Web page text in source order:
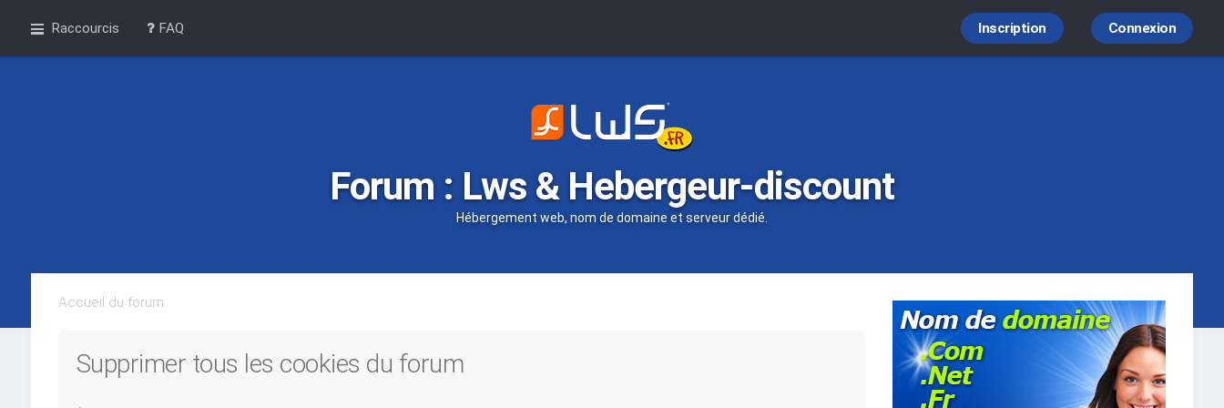
Raccourcis FAQ Connexion
Inscription
Forum : Lws & Hebergeur-discount
Hébergement web, nom de domaine et serveur dédié.
Accueil du forum
Supprimer tous les cookies du forum